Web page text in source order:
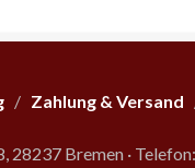
/ Zahlung & Versand
28237 Bremen ·